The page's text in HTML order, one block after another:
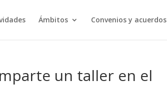
Ámbitos Convenios y acuerdos
un taller en el